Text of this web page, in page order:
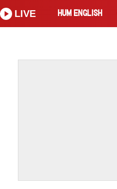
HUM ENGLISH
LIVE